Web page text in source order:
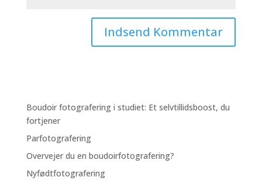
Boudoir fotografering i studiet: Et selvtillidsboost, du
fortjener
Parfotografering
Overvejer du en boudoirfotografering?
Nyfødtfotografering